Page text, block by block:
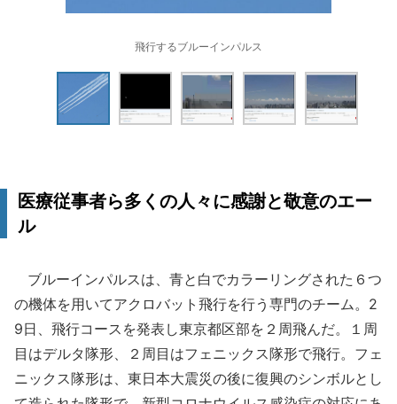
飛行するブルーインパルス
医療従事者ら多くの人々に感謝と敬意のエー
ル
ブルーインパルスは、青と白でカラーリングされた６つ
の機体を用いてアクロバット飛行を行う専門のチーム。2
9日、飛行コースを発表し東京都区部を２周飛んだ。１周
目はデルタ隊形、２周目はフェニックス隊形で飛行。フェ
ニックス隊形は、東日本大震災の後に復興のシンボルとし